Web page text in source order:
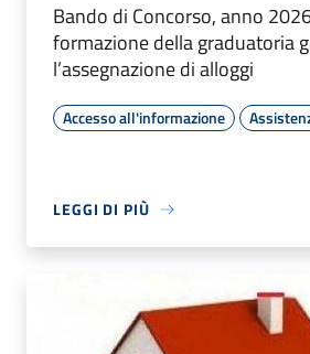
Bando di Concorso, anno
formazione della graduatoria
l’assegnazione di alloggi
Accesso all'informazione
LEGGI DI PIÙ